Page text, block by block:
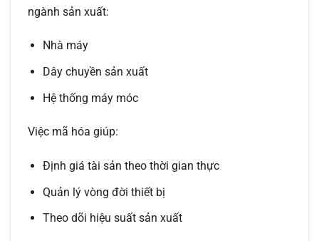
ngành sản xuất:
Nhà máy
Dây chuyền sản xuất
Hệ thống máy móc
Việc mã hóa giúp:
Định giá tài sản theo thời gian thực
Quản lý vòng đời thiết bị
Theo dõi hiệu suất sản xuất